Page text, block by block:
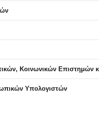
Κοινωνικών Επιστημών
Υπολογιστών